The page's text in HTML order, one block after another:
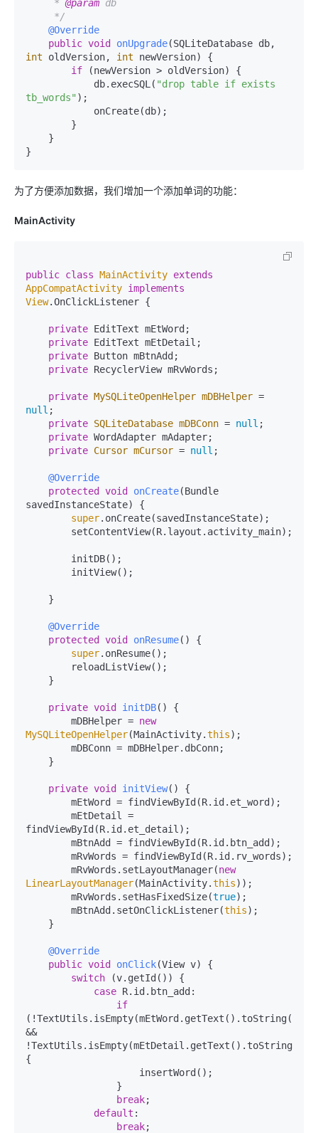
     *
@param db
     */
@Override
public void onUpgrade
int oldVersion, int newVersion)
{
if (newVersion > oldVersion) {
            db.execSQL(
"drop table if exists
tb_words" );
为了方便添加数据，我们增加一个添加单词的功能：
MainActivity
public class MainActivity extends
AppCompatActivity implements
View.OnClickListener {
private EditText mEtWord;
private EditText mEtDetail;
private Button mBtnAdd;
private RecyclerView mRvWords;
private MySQLiteOpenHelper mDBHelper =
null ;
private SQLiteDatabase mDBConn = null ;
private WordAdapter mAdapter;
private Cursor mCursor = null ;
@Override
protected
void onCreate(Bundle
savedInstanceState)
{
super.onCreate(savedInstanceState);
@Override
protected
void onResume()
{
super.onResume();
private void initDB()
{
        mDBHelper =
new
MySQLiteOpenHelper(MainActivity.this);
private void initView()
{
findViewById(R.id.et_detail);
        mRvWords.setLayoutManager(
new
LinearLayoutManager(MainActivity.this));
        mRvWords.setHasFixedSize(
true);
        mBtnAdd.setOnClickListener(
this);
@Override
public void onClick(View v)
{
switch (v.getId()) {
case R.id.btn_add:
if
(!TextUtils.isEmpty(mEtWord.getText().toString())
&&
!TextUtils.isEmpty(mEtDetail.getText().toString()))
{
break;
default :
break;